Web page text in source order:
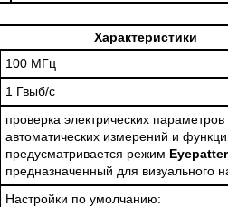
Характеристики
100 МГц
1 Гвыб/с
проверка электрических
автоматических измерений и
предусматривается режим
предназначенный для визуального
Настройки по умолчанию: